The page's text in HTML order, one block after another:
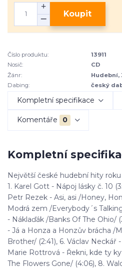
Koupit
Číslo produktu:
13911
Nosič:
CD
Žánr:
Hudební,
Dabing:
český
Kompletní specifikace
Komentáře 0
Kompletní
Největší české hudební hity
1. Karel Gott - Nápoj lásky č. 10
Petr Rezek - Asi, asi /Honey,
Modrá zem /Everybody´s
- Náklaďák /Banks Of The Ohio/
- Já a Honza a Honzův brácha /
Brother/ (2:41), 6. Václav Neckář
Marie Rottrová - Řekni, kde ty
The Flowers Gone/ (4:06), 8.